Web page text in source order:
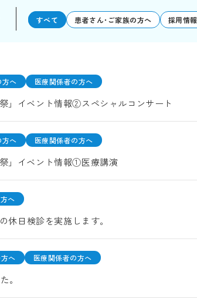
すべて 患者さん･ご家族の方へ 採用情報
方へ 医療関係者の方へ
」イベント情報②スペシャルコンサート
方へ 医療関係者の方へ
」イベント情報①医療講演
へ
休日検診を実施します。
へ 医療関係者の方へ
。